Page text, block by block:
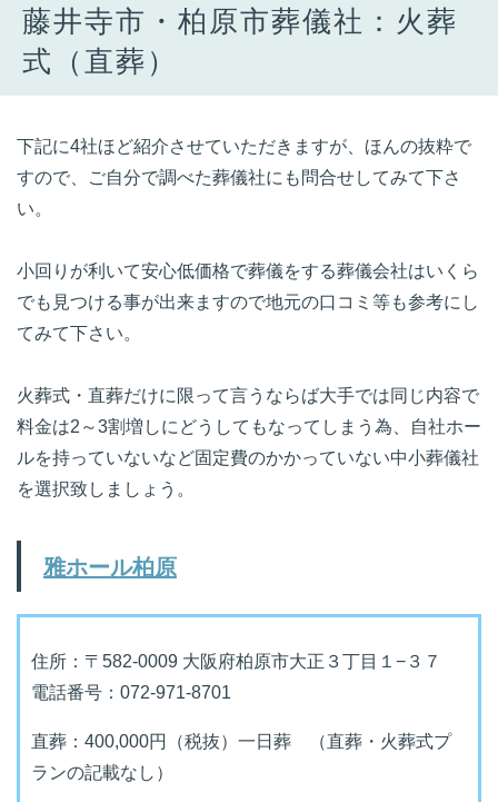
藤井寺市・柏原市葬儀社：火葬
式（直葬）
下記に4社ほど紹介させていただきますが、ほんの抜粋で
すので、ご自分で調べた葬儀社にも問合せしてみて下さ
い。
小回りが利いて安心低価格で葬儀をする葬儀会社はいくら
でも見つける事が出来ますので地元の口コミ等も参考にし
てみて下さい。
火葬式・直葬だけに限って言うならば大手では同じ内容で
料金は2～3割増しにどうしてもなってしまう為、自社ホー
ルを持っていないなど固定費のかかっていない中小葬儀社
を選択致しましょう。
雅ホール柏原
住所：〒582-0009 大阪府柏原市大正３丁目１−３７
電話番号：072-971-8701
直葬：400,000円（税抜）一日葬 （直葬・火葬式プ
ランの記載なし）